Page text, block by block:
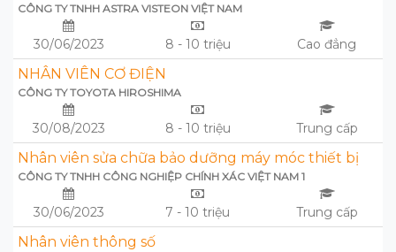
CÔNG TY TNHH ASTRA VISTEON VIỆT NAM
30/06/2023 8 - 10 triệu Cao đẳng
NHÂN VIÊN CƠ ĐIỆN
CÔNG TY TOYOTA HIROSHIMA
30/08/2023 8 - 10 triệu Trung cấp
Nhân viên sửa chữa bảo dưỡng máy móc thiết bị
CÔNG TY TNHH CÔNG NGHIỆP CHÍNH XÁC VIỆT NAM 1
30/06/2023 7 - 10 triệu Trung cấp
Nhân viên thông số